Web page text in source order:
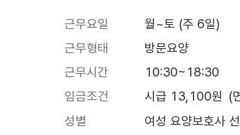
근무요일
월~토 (주 6일)
근무형태
방문요양
근무시간
10:30~18:30
임금조건
시급 13,100원 (
성별
여성 요양보호사